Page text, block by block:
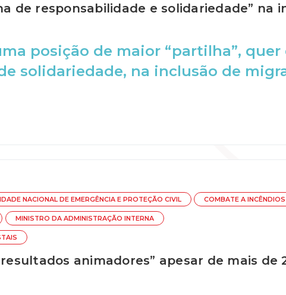
de responsabilidade e solidariedade” na
posição de maior “partilha”, quer
solidariedade, na inclusão de
NACIONAL DE EMERGÊNCIA E PROTEÇÃO CIVIL COMBATE A INCÊNDIOS
MINISTRO DA ADMINISTRAÇÃO INTERNA
animadores” apesar de mais de